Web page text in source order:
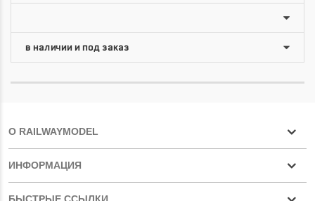
О RAILWAYMODEL
ИНФОРМАЦИЯ
БЫСТРЫЕ ССЫЛКИ